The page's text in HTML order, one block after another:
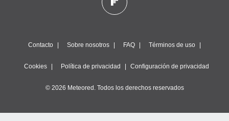
Contacto Sobre nosotros FAQ Términos de uso
Cookies Política de privacidad Configuración de privacidad
© 2026 Meteored. Todos los derechos reservados